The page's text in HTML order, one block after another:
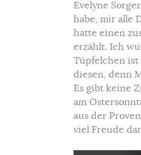
Evelyne
habe, mir alle
hatte einen
erzählt. Ich
Tüpfelchen ist
diesen, denn
Es gibt keine
am
aus der
viel Freude